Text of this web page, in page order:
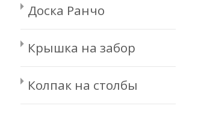
Доска Ранчо
Крышка на забор
Колпак на столбы